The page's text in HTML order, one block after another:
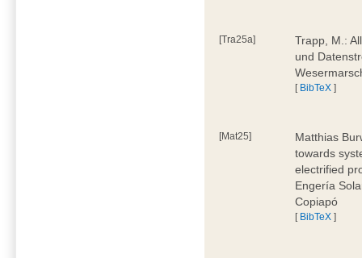
[Tra25a]
Trapp, M.:
und
[ BibTeX ]
[Mat25]
Matthias
towards
electrified
Engería
Copiapó
[ BibTeX ]